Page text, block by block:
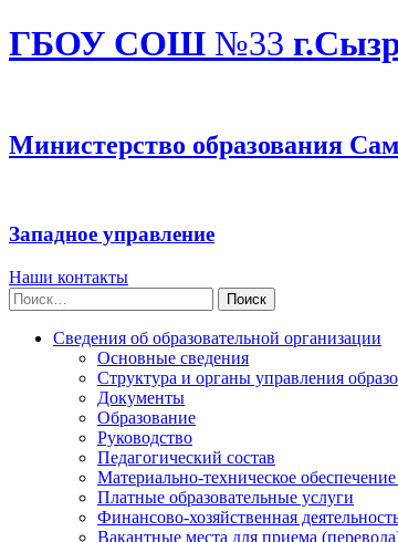
ГБОУ СОШ №33
Министерство образования
Западное управление
Наши контакты
Найти:
Сведения об образовательной организации
Основные сведения
Структура и органы управления
Документы
Образование
Руководство
Педагогический состав
Материально-техническое
Платные образовательные услуги
Финансово-хозяйственная
Вакантные места для приема